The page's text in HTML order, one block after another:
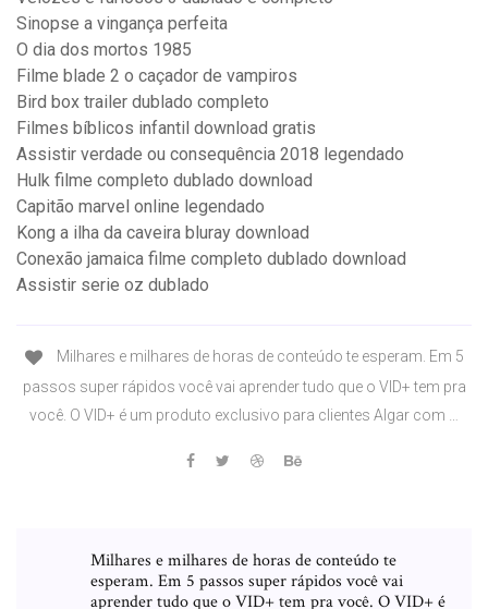
Sinopse a vingança perfeita
O dia dos mortos 1985
Filme blade 2 o caçador de vampiros
Bird box trailer dublado completo
Filmes bíblicos infantil download gratis
Assistir verdade ou consequência 2018 legendado
Hulk filme completo dublado download
Capitão marvel online legendado
Kong a ilha da caveira bluray download
Conexão jamaica filme completo dublado download
Assistir serie oz dublado
Milhares e milhares de horas de conteúdo te esperam. Em 5
passos super rápidos você vai aprender tudo que o VID+ tem pra
você. O VID+ é um produto exclusivo para clientes Algar com …
Milhares e milhares de horas de conteúdo te
esperam. Em 5 passos super rápidos você vai
aprender tudo que o VID+ tem pra você. O VID+ é